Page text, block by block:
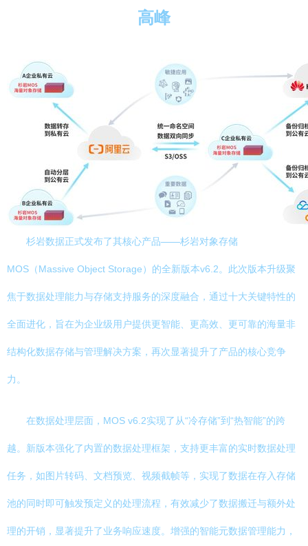
高峰
杉岩数据正式发布了其核心产品——杉岩对象存储
MOS（Massive Object Storage）的全新版本v6.2。此次版本升级聚
焦于数据处理能力与存储支持服务的深度融合，通过十大关键特性的
全面进化，旨在为企业级用户提供更智能、更高效、更可靠的海量非
结构化数据存储与管理解决方案，再次显著提升了产品的核心竞争
力。
在数据处理层面，MOS v6.2实现了从“冷存储”到“热智能”的跨
越。新版本强化了内置的数据处理框架，支持更丰富的实时数据处理
任务，如图片转码、文档预览、视频截帧等，实现了数据在存入存储
池的同时即可触发预定义的处理流程，有效减少了数据搬迁与额外处
理的开销，显著提升了业务响应速度。增强的智能元数据管理能力，